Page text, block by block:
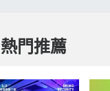
熱門推薦